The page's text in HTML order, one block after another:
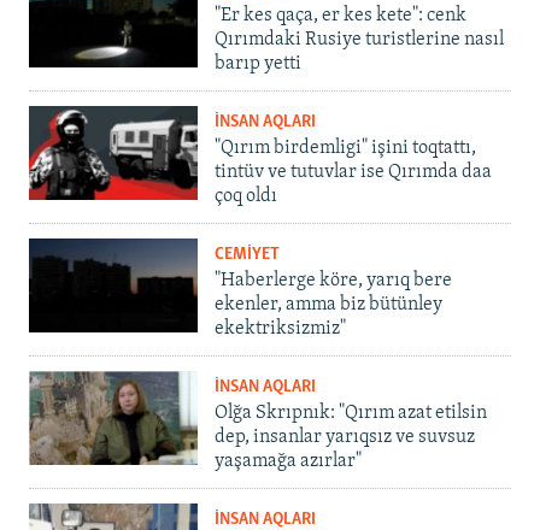
"Er kes qaça, er kes kete": cenk
Qırımdaki Rusiye turistlerine nasıl
barıp yetti
İNSAN AQLARI
"Qırım birdemligi" işini toqtattı,
tintüv ve tutuvlar ise Qırımda daa
çoq oldı
CEMİYET
"Haberlerge köre, yarıq bere
ekenler, amma biz bütünley
ekektriksizmiz"
İNSAN AQLARI
Olğa Skrıpnık: "Qırım azat etilsin
dep, insanlar yarıqsız ve suvsuz
yaşamağa azırlar"
İNSAN AQLARI